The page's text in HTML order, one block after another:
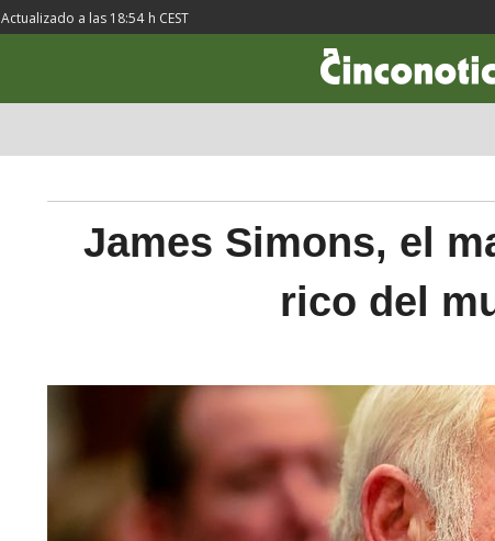
Actualizado a las 18:54 h CEST
James Simons, el
rico del